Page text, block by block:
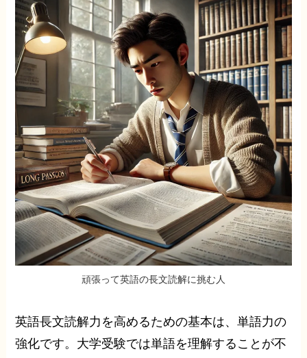
頑張って英語の長文読解に挑む人
英語長文読解力を高めるための基本は、単語力の
強化です。大学受験では単語を理解することが不